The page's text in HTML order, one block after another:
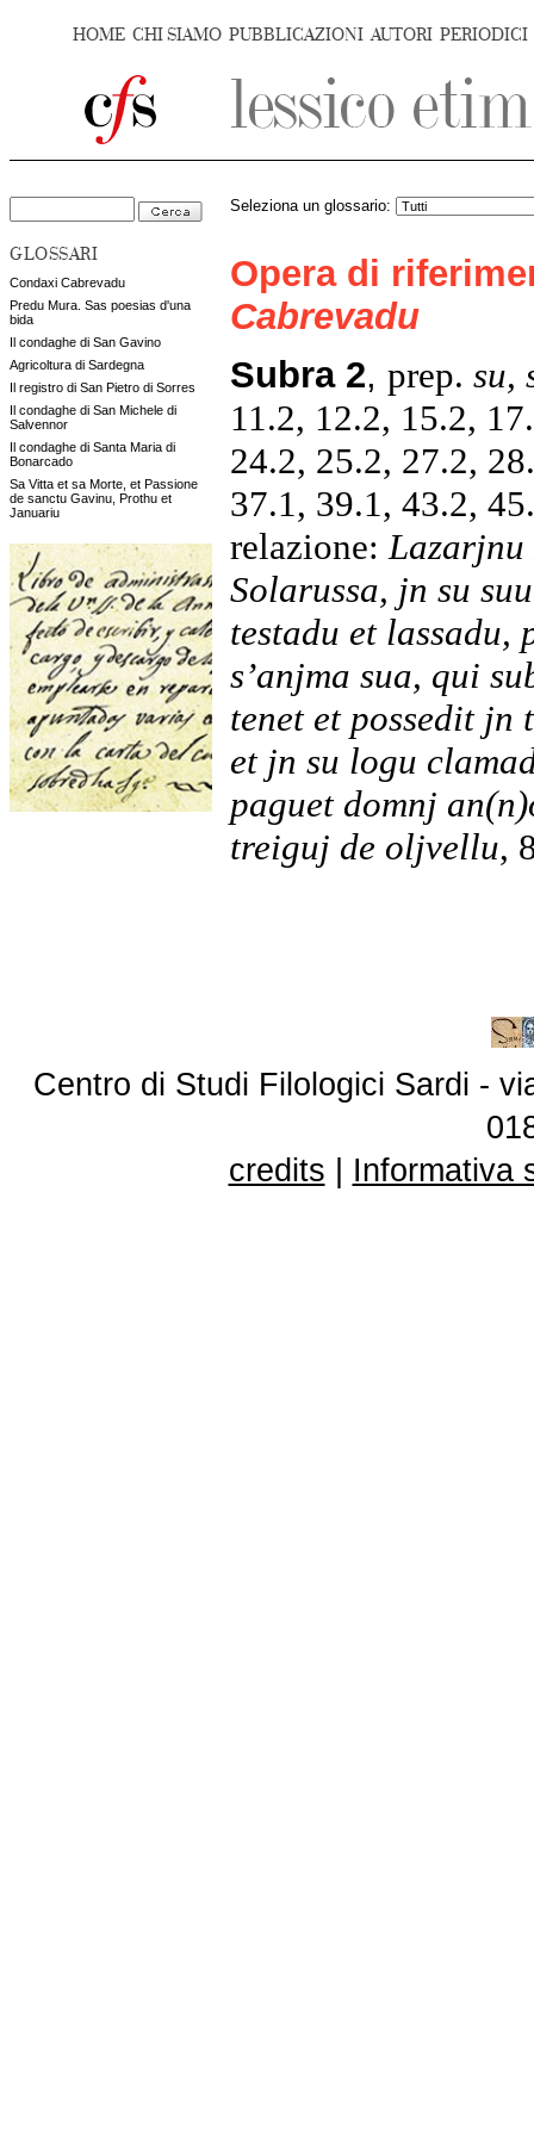
HOME CHI SIAMO PUBBLICAZIONI AUTORI PERIODICI
GLOSSARI
Condaxi Cabrevadu
Predu Mura. Sas poesias d'una
bida
Il condaghe di San Gavino
Agricoltura di Sardegna
Il registro di San Pietro di Sorres
Il condaghe di San Michele di
Salvennor
Il condaghe di Santa Maria di
Bonarcado
Sa Vitta et sa Morte, et Passione
de sanctu Gavinu, Prothu et
Januariu
Seleziona un glossario:
Opera di
Cabrevadu
Subra 2, prep. su,
11.2, 12.2, 15.2,
24.2, 25.2, 27.2,
37.1, 39.1, 43.2,
relazione: Lazarjnu
Solarussa, jn su
testadu et lassadu,
s’anjma sua, qui
tenet et possedit
et jn su logu
paguet domnj
treiguj de oljvellu,
Centro di Studi Filologici Sardi -
credits
Informativa